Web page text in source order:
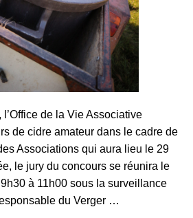
de la Vie Associative
de cidre amateur dans le cadre de
Associations qui aura lieu le 29
le jury du concours se réunira le
à 11h00 sous la surveillance
du Verger …